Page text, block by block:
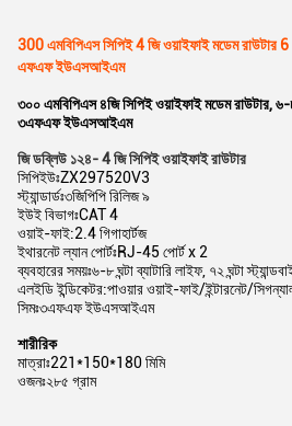
300 এমবিপিএস সিপিই 4 জি ওয়াইফাই মডেম রাউটার 6
এফএফ ইউএসআইএম
৩০০ এমবিপিএস ৪জি সিপিই ওয়াইফাই মডেম রাউটার, ৬-
৩এফএফ ইউএসআইএম
জি ডব্লিউ ১২৪- 4 জি সিপিই ওয়াইফাই রাউটার
সিপিইউঃZX297520V3
স্ট্যান্ডার্ডঃ৩জিপিপি রিলিজ ৯
ইউই বিভাগঃCAT 4
ওয়াই-ফাই:2.4 গিগাহার্টজ
ইথারনেট ল্যান পোর্টঃRJ-45 পোর্ট x 2
ব্যবহারের সময়ঃ৬-৮ ঘন্টা ব্যাটারি লাইফ, ৭২ ঘন্টা
এলইডি ইন্ডিকেটর:পাওয়ার ওয়াই-ফাই/ইন্টারনেট/
সিমঃ৩এফএফ ইউএসআইএম
শারীরিক
মাত্রাঃ221*150*180 মিমি
ওজনঃ২৮৫ গ্রাম